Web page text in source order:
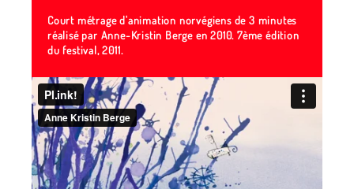
Court métrage d'animation norvégiens de 3 minutes
réalisé par Anne-Kristin Berge en 2010. 7ème édition
du festival, 2011.